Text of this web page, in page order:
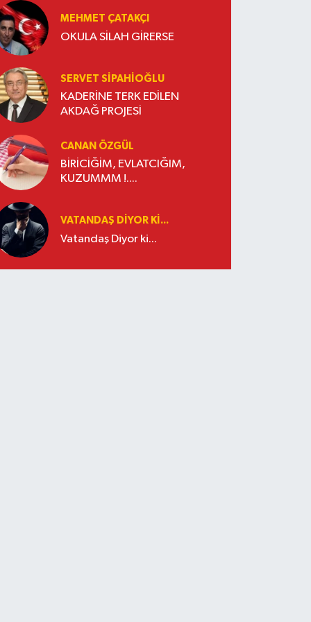
MEHMET ÇATAKÇI
OKULA SİLAH GİRERSE
SERVET SİPAHİOĞLU
KADERİNE TERK EDİLEN
AKDAĞ PROJESİ
CANAN ÖZGÜL
BİRİCİĞİM, EVLATCIĞIM,
KUZUMMM !....
VATANDAŞ DIYOR KI...
Vatandaş Diyor ki...